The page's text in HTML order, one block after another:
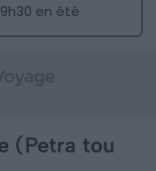
en été
(Petra tou